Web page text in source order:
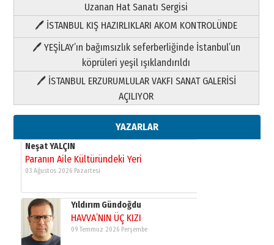
Uzanan Hat Sanatı Sergisi
🖊 İSTANBUL KIŞ HAZIRLIKLARI AKOM KONTROLÜNDE
🖊 YEŞİLAY’ın bağımsızlık seferberliğinde İstanbul’un
köprüleri yeşil ışıklandırıldı
🖊 İSTANBUL ERZURUMLULAR VAKFI SANAT GALERİSİ
AÇILIYOR
YAZARLAR
Yıldırım Gündoğdu
HAVVA’NIN ÜÇ KIZI
09 Temmuz 2026 Perşembe
Yusuf POLAT
Şampiyonluk Sebahattin Şirin’e
yazar
11 Mayıs 2026 Pazartesi
Neşat YALÇIN
Paranın Aile Kültüründeki Yeri
03 Ağustos 2026 Pazartesi
Yıldırım Gündoğdu
HAVVA’NIN ÜÇ KIZI
09 Temmuz 2026 Perşembe